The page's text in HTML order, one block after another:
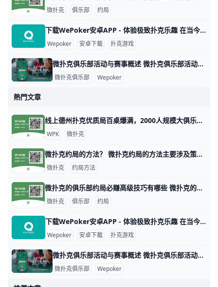
微扑克 俱乐部 约局
下载WePoker安卓APP - 体验极致扑克乐趣 在当今的手机游戏市场中，WePoker以其丰富的扑克游戏玩法和优质的用户体验而备受欢迎。本文将为您详细介绍如何安全、便捷地下载WePoker
Wepoker 安卓下载 扑克游戏
微扑克俱乐部活动与赛事概述 微扑克俱乐部活动与赛事概述 微扑克俱乐部（Wepoker）是一个专注于扑克游戏的在线平台，致力于为会员提供丰富多样的活动和赛事。这些活动不仅包
微扑克俱乐部 Wepoker
熱門文章
线上德州扑克优质局百桌爆满，2000人规模大俱乐部！ 1. 什么是《微扑克》wepoker俱乐部？ 《微扑克》wepoker俱乐部是一个规模达2000人的线上德州扑克俱乐部，提供优质的游戏体验。 2. WP
WPK 微扑克
微扑克约局的方法？ 微扑克约局的方法主要涉及策略、数据分析和心理战等多个方面。以下是一些关键的技巧和策略，帮助玩家在微扑克中取得更好的成绩。 微扑克的基本原理 微扑
微扑克 约局方法
微扑克的俱乐部约局必赚高级技巧有哪些 微扑克的俱乐部约局必赚高级技巧有哪些，玩微扑克俱乐部人一定要知道的高级技巧主要集中在策略、心理战和对手分析等方面。以下是一些有效的高级技巧，
微扑克 俱乐部 约局
下载WePoker安卓APP - 体验极致扑克乐趣 在当今的手机游戏市场中，WePoker以其丰富的扑克游戏玩法和优质的用户体验而备受欢迎。本文将为您详细介绍如何安全、便捷地下载WePoker
Wepoker 安卓下载 扑克游戏
微扑克俱乐部活动与赛事概述 微扑克俱乐部活动与赛事概述 微扑克俱乐部（Wepoker）是一个专注于扑克游戏的在线平台，致力于为会员提供丰富多样的活动和赛事。这些活动不仅包
微扑克俱乐部 Wepoker